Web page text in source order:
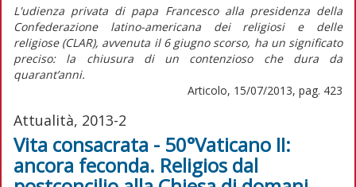
L'udienza privata di papa Francesco alla presidenza della
Confederazione latino-americana dei religiosi e delle
religiose (CLAR), avvenuta il 6 giugno scorso, ha un significato
preciso: la chiusura di un contenzioso che dura da
quarant’anni.
Articolo, 15/07/2013, pag. 423
Attualità, 2013-2
Vita consacrata - 50°Vaticano II:
ancora feconda. Religios dal